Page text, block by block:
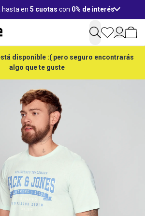
hasta en 5 cuotas con 0% de interés
disponible :( pero seguro encontrarás
algo que te guste